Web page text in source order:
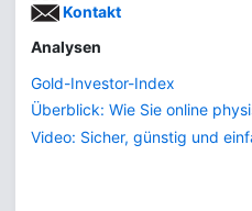
Kontakt
Analysen
Gold-Investor-Index
Überblick: Wie Sie online
Video: Sicher, günstig und